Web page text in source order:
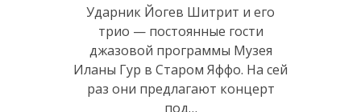
Ударник Йогев Шитрит и его
трио — постоянные гости
джазовой программы Музея
Иланы Гур в Старом Яффо. На сей
раз они предлагают концерт
под…